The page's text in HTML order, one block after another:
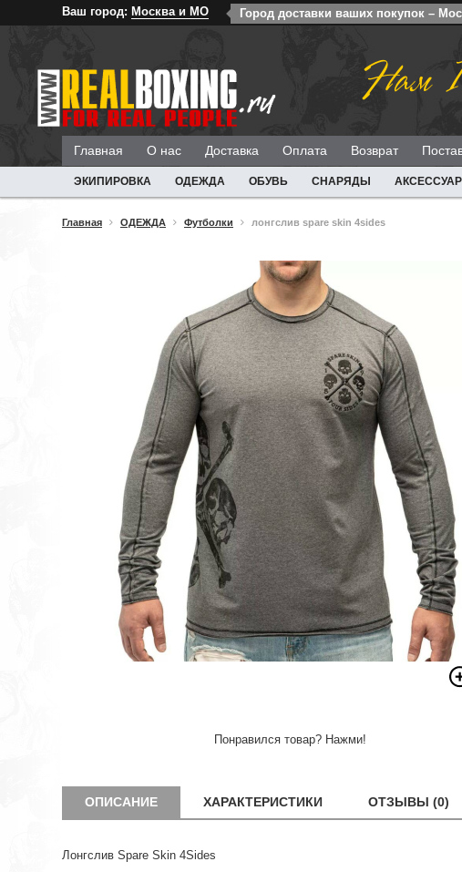
Ваш город: Москва и МО Город доставки ваших покупок –
Нам
Главная О нас Доставка Оплата Возврат
ЭКИПИРОВКА ОДЕЖДА ОБУВЬ СНАРЯДЫ
Главная ОДЕЖДА Футболки лонгслив spare skin 4sides
Понравился товар? Нажми!
ОПИСАНИЕ ХАРАКТЕРИСТИКИ ОТЗЫВЫ (0)
Лонгслив Spare Skin 4Sides